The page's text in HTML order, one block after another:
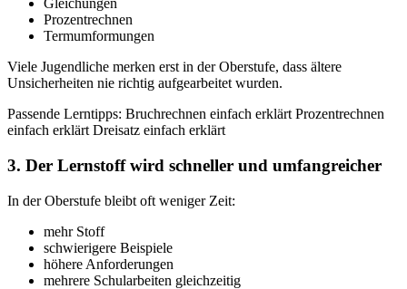
Gleichungen
Prozentrechnen
Termumformungen
Viele Jugendliche merken erst in der Oberstufe, dass ältere
Unsicherheiten nie richtig aufgearbeitet wurden.
Passende Lerntipps: Bruchrechnen einfach erklärt Prozentrechnen
einfach erklärt Dreisatz einfach erklärt
3. Der Lernstoff wird schneller und umfangreicher
In der Oberstufe bleibt oft weniger Zeit:
mehr Stoff
schwierigere Beispiele
höhere Anforderungen
mehrere Schularbeiten gleichzeitig